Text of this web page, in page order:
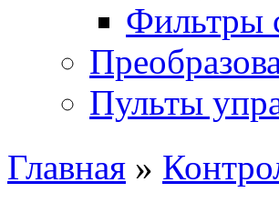
Фильтры
Пульты
Главная »